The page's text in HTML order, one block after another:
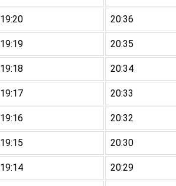
19:20 20:36
19:19 20:35
19:18 20:34
19:17 20:33
19:16 20:32
19:15 20:30
19:14 20:29